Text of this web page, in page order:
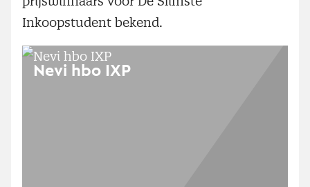
Inkoopstudent bekend.
Nevi hbo IXP